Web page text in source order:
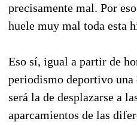
precisamente mal. Por
huele muy mal toda esta
Eso sí, igual a partir de
periodismo deportivo una
será la de desplazarse a
aparcamientos de las